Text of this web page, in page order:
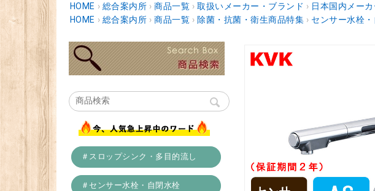
HOME › 総合案内所 › 商品一覧 › 取扱いメーカー・ブランド › 日本国内メーカ
HOME › 総合案内所 › 商品一覧 › 除菌・抗菌・衛生商品特集 › センサー水栓
＃スロップシンク・多目的流し
＃センサー水栓・自閉水栓